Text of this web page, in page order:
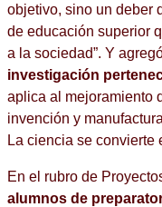
objetivo, sino un deber
de educación superior
a la sociedad”. Y
investigación
aplica al mejoramiento
invención y
La ciencia se convierte
En el rubro de
alumnos de